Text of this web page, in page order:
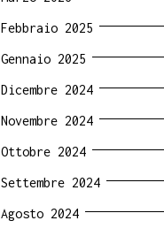
Febbraio 2025
Gennaio 2025
Dicembre 2024
Novembre 2024
Ottobre 2024
Settembre 2024
Agosto 2024